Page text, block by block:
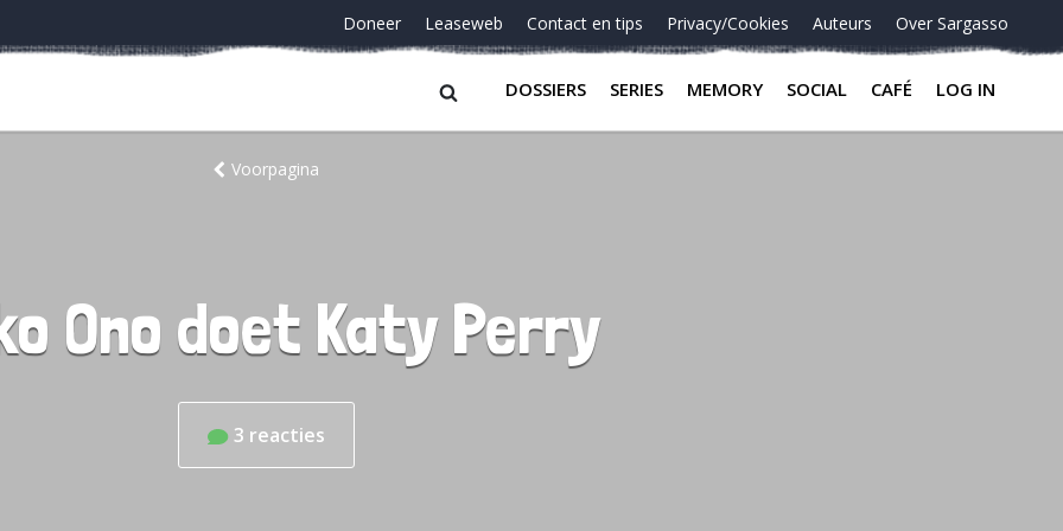
Doneer Leaseweb Contact en tips Privacy/Cookies Auteurs Over Sargasso
DOSSIERS SERIES MEMORY SOCIAL CAFÉ LOG IN
Voorpagina
Ono doet Katy Perry
3 reacties